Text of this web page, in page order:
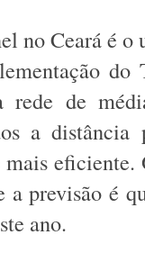
no Ceará é o
do
rede de
a
previsão é
ano.